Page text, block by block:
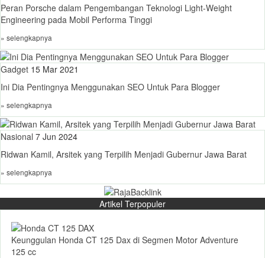
Peran Porsche dalam Pengembangan Teknologi Light-Weight
Engineering pada Mobil Performa Tinggi
» selengkapnya
Gadget 15 Mar 2021
Ini Dia Pentingnya Menggunakan SEO Untuk Para Blogger
» selengkapnya
Nasional 7 Jun 2024
Ridwan Kamil, Arsitek yang Terpilih Menjadi Gubernur Jawa Barat
» selengkapnya
Artikel Terpopuler
Keunggulan Honda CT 125 Dax di Segmen Motor Adventure
125 cc